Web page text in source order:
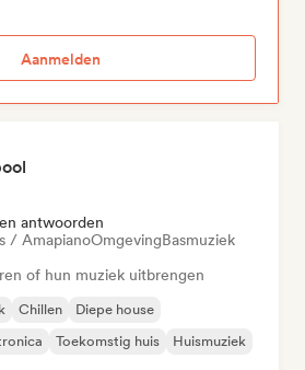
Aanmelden
antwoorden
/ AmapianoOmgevingBasmuziek
of hun muziek uitbrengen
Chillen
Diepe house
Toekomstig huis Huismuziek